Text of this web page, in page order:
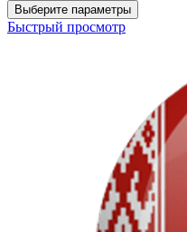
Выберите параметры
Быстрый просмотр